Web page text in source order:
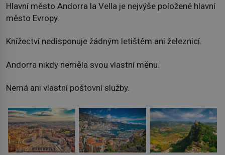
Hlavní město Andorra la Vella je nejvýše položené hlavní
město Evropy.
Knížectví nedisponuje žádným letištěm ani železnicí.
Andorra nikdy neměla svou vlastní měnu.
Nemá ani vlastní poštovní služby.